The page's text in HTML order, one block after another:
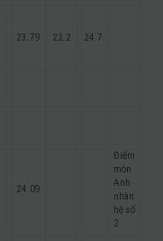
23.79 22.2 24.7
24.09
Điểm
môn
Anh
nhân
hệ số
2